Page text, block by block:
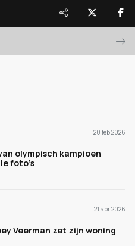
20 feb 2026
olympisch kampioen
foto’s
21 apr 2026
Veerman zet zijn woning